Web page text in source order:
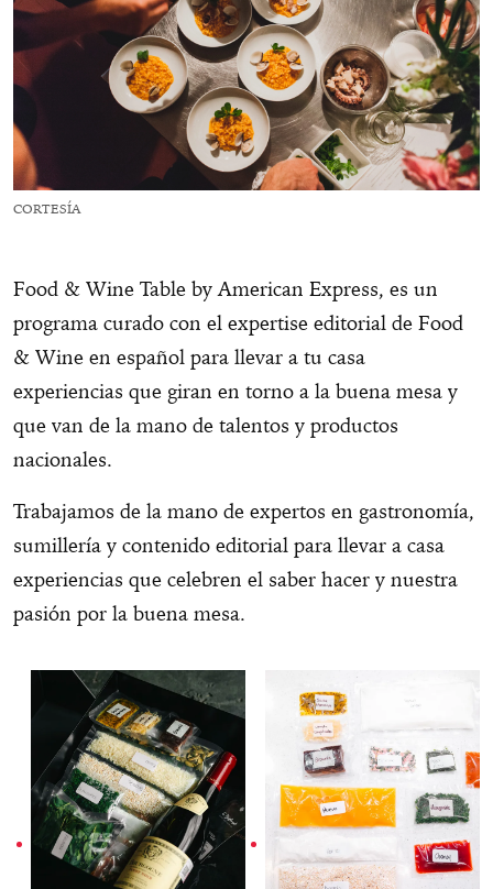
CORTESÍA
Food & Wine Table by American Express, es un
programa curado con el expertise editorial de Food
& Wine en español para llevar a tu casa
experiencias que giran en torno a la buena mesa y
que van de la mano de talentos y productos
nacionales.
Trabajamos de la mano de expertos en gastronomía,
sumillería y contenido editorial para llevar a casa
experiencias que celebren el saber hacer y nuestra
pasión por la buena mesa.